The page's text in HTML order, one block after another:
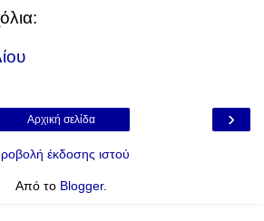
›
Αρχική σελίδα
έκδοσης ιστού
Από το Blogger.